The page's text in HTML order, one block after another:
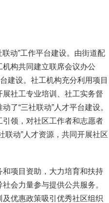
动”工作平台建设。由街道配
构共同建立联席会议办公
建设。社工机构充分利用项目
社工专业培训、社工实务督
了“三社联动”人才平台建设。
领，对社区工作者和志愿者
联动”人才资源，共同开展社区
项目资助，大力培育和扶持
会力量参与提供公共服务。
优惠政策吸引优秀社区组织